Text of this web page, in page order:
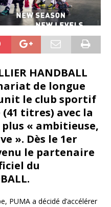
HANDBALL
de longue
le club sportif
titres) avec la
« ambitieuse,
». Dès le 1er
le partenaire
du
PUMA a décidé d’accélérer